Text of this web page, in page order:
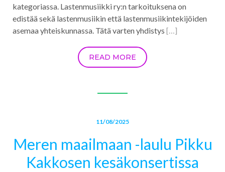
kategoriassa. Lastenmusiikki ry:n tarkoituksena on
edistää sekä lastenmusiikin että lastenmusiikintekijöiden
asemaa yhteiskunnassa. Tätä varten yhdistys […]
READ MORE
11/08/2025
Meren maailmaan -laulu Pikku
Kakkosen kesäkonsertissa